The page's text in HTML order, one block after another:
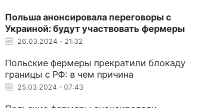
Польша анонсировала переговоры с
Украиной: будут участвовать фермеры
26.03.2024 - 21:32
Польские фермеры прекратили блокаду
границы с РФ: в чем причина
25.03.2024 - 07:43